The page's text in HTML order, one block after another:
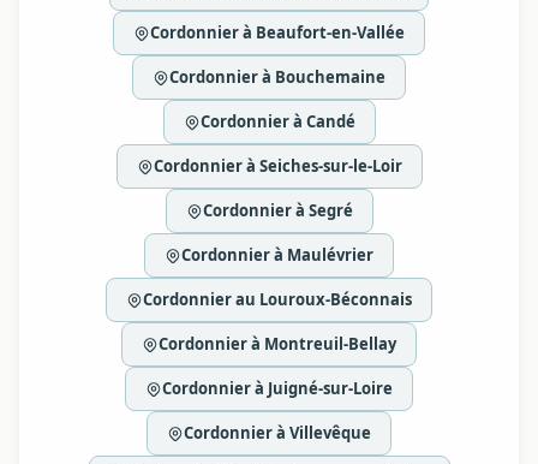
Cordonnier à Beaufort-en-Vallée
Cordonnier à Bouchemaine
Cordonnier à Candé
Cordonnier à Seiches-sur-le-Loir
Cordonnier à Segré
Cordonnier à Maulévrier
Cordonnier au Louroux-Béconnais
Cordonnier à Montreuil-Bellay
Cordonnier à Juigné-sur-Loire
Cordonnier à Villevêque